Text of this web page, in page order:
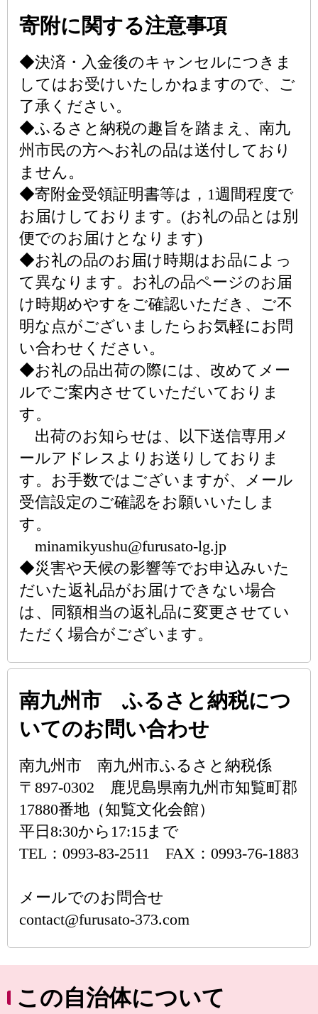
寄附に関する注意事項
◆決済・入金後のキャンセルにつきま
してはお受けいたしかねますので、ご
了承ください。
◆ふるさと納税の趣旨を踏まえ、南九
州市民の方へお礼の品は送付しており
ません。
◆寄附金受領証明書等は，1週間程度で
お届けしております。(お礼の品とは別
便でのお届けとなります)
◆お礼の品のお届け時期はお品によっ
て異なります。お礼の品ページのお届
け時期めやすをご確認いただき、ご不
明な点がございましたらお気軽にお問
い合わせください。
◆お礼の品出荷の際には、改めてメー
ルでご案内させていただいておりま
す。
出荷のお知らせは、以下送信専用メ
ールアドレスよりお送りしておりま
す。お手数ではございますが、メール
受信設定のご確認をお願いいたしま
す。
minamikyushu@furusato-lg.jp
◆災害や天候の影響等でお申込みいた
だいた返礼品がお届けできない場合
は、同額相当の返礼品に変更させてい
ただく場合がございます。
南九州市 ふるさと納税につ
いてのお問い合わせ
南九州市 南九州市ふるさと納税係
〒897-0302 鹿児島県南九州市知覧町郡
17880番地（知覧文化会館）
平日8:30から17:15まで
TEL：0993-83-2511 FAX：0993-76-1883
メールでのお問合せ
contact@furusato-373.com
この自治体について